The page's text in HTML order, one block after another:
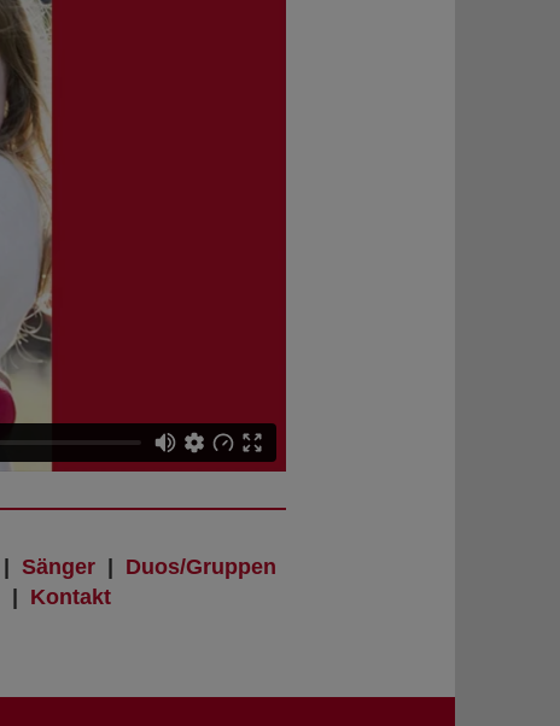
| Sänger | Duos/Gruppen
| Kontakt